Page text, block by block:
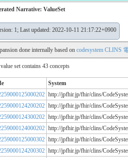
Narrative: ValueSet
1; Last updated: 2022-10-11 21:17:22+0900
done internally based on codesystem CLINS
set contains 43 concepts
System
http://jpfhir.jp/fhir/clins/
http://jpfhir.jp/fhir/clins/
http://jpfhir.jp/fhir/clins/
http://jpfhir.jp/fhir/clins/
http://jpfhir.jp/fhir/clins/
http://jpfhir.jp/fhir/clins/